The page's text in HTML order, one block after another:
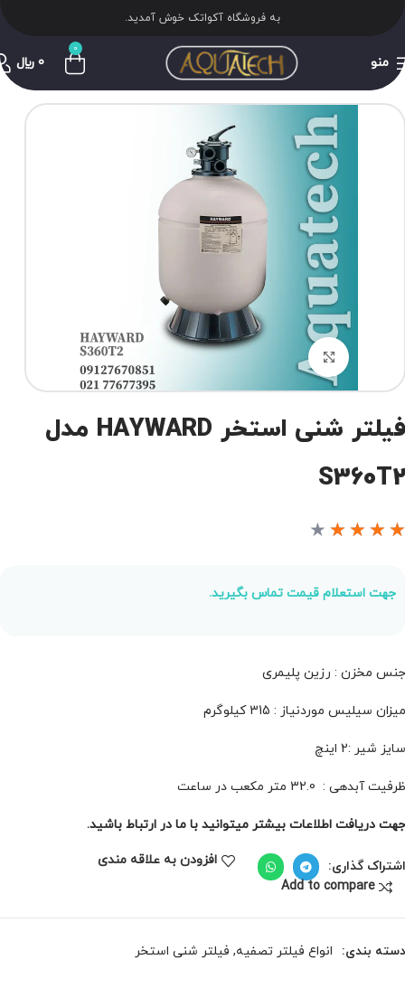
به فروشگاه آکواتک خوش آمدید.
منو
0
0 ﷼
برای بزرگنمایی کلیک کنید
فیلتر شنی استخر HAYWARD مدل
★
★
★
★
جهت استعلام قیمت تماس بگیرید.
مخزن : رزین پلیمری
سیلیس موردنیاز : 315 کیلوگرم
شیر :2 اینچ
آبدهی : 32.0 متر مکعب در ساعت
دریافت اطلاعات بیشتر میتوانید با ما در ارتباط باشید.
گذاری:
افزودن به علاقه مندی
Add to compare
بندی: انواع فیلتر تصفیه, فیلتر شنی استخر